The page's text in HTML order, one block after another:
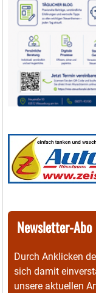
Newsletter-Abo
Durch Anklicken
sich damit
unsere aktuellen